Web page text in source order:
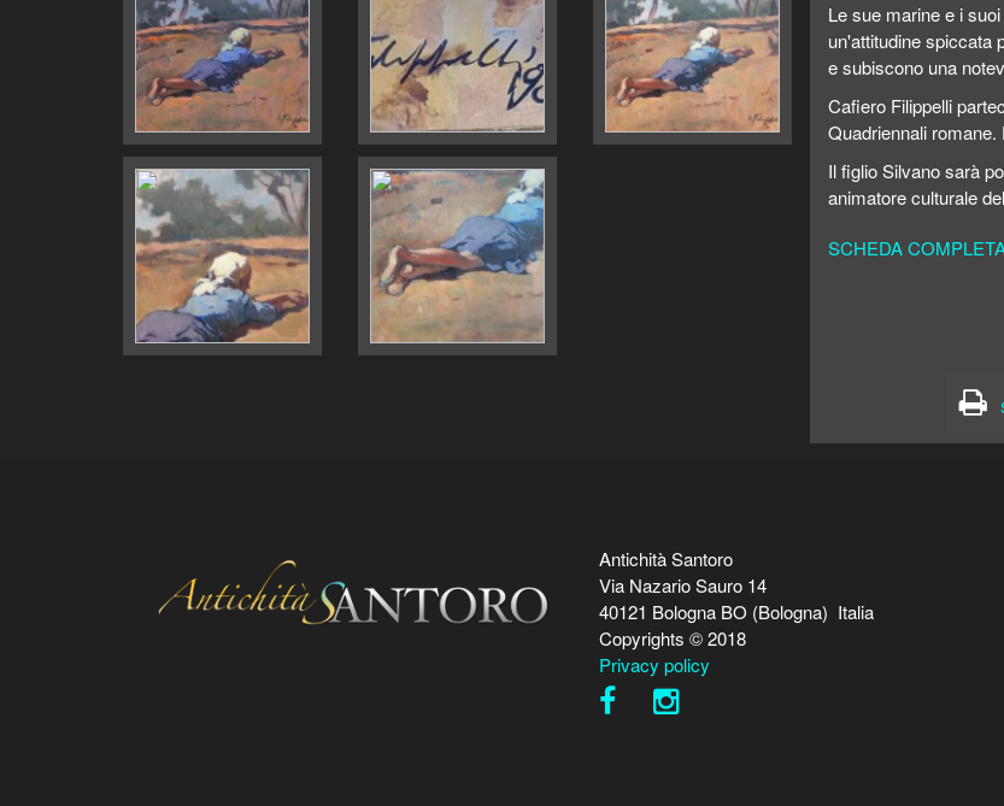
Le sue marine e i
un'attitudine spiccata
e subiscono una
Cafiero Filippelli
Quadriennali
Il figlio Silvano sarà
animatore culturale
SCHEDA
Antichità Santoro
Via Nazario Sauro 14
40121 Bologna BO (Bologna) Italia
Copyrights © 2018
Privacy policy